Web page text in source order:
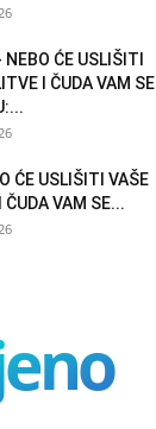
ĆE USLIŠITI
I ČUDA VAM SE
ĆE USLIŠITI VAŠE
ČUDA VAM SE...